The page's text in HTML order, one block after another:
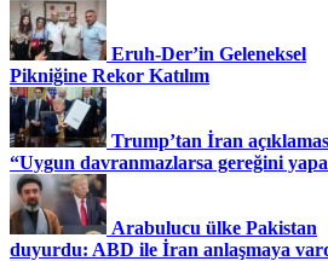
Eruh-Der’in Geleneksel
Pikniğine Rekor Katılım
Trump’tan İran
“Uygun davranmazlarsa gereğini
Arabulucu ülke Pakistan
duyurdu: ABD ile İran anlaşmaya